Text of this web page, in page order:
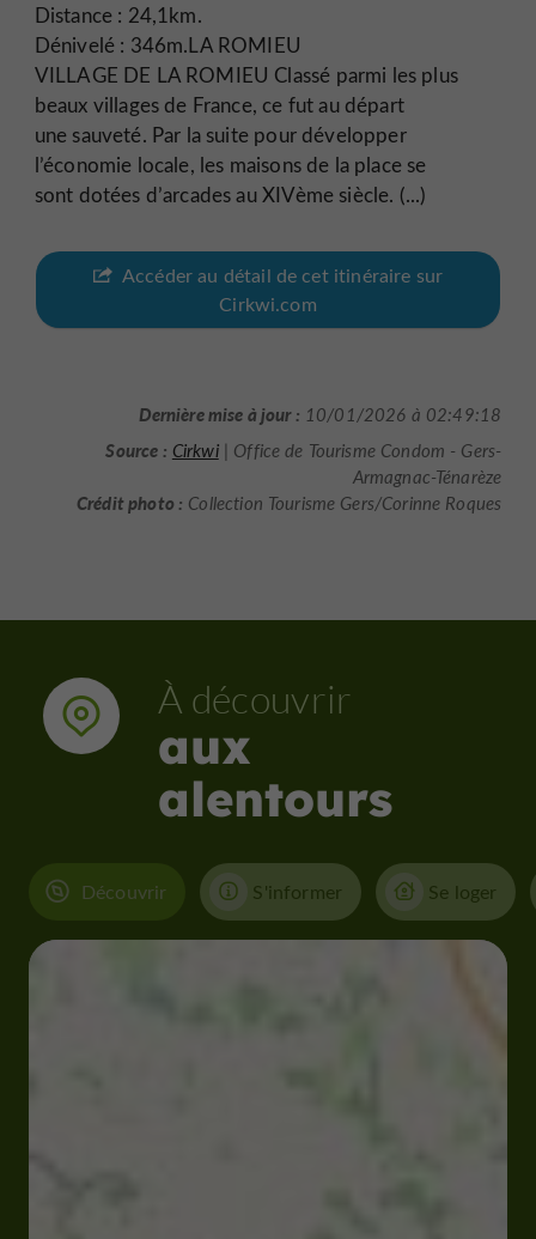
Distance : 24,1km.
Dénivelé : 346m.LA ROMIEU
VILLAGE DE LA ROMIEU Classé parmi les plus
beaux villages de France, ce fut au départ
une sauveté. Par la suite pour développer
l’économie locale, les maisons de la place se
sont dotées d’arcades au XIVème siècle. (...)
Accéder au détail de cet itinéraire sur
Cirkwi.com
Dernière mise à jour : 10/01/2026 à 02:49:18
Source : Cirkwi| Office de Tourisme Condom - Gers-
Armagnac-Ténarèze
Crédit photo : Collection Tourisme Gers/Corinne Roques
À découvrir
aux
alentours
Découvrir S'informer Se loger